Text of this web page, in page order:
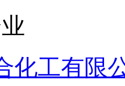
化工有限